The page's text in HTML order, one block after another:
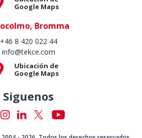
Google Maps
Bromma
+46 8 420 022 44
info@tekce.com
Ubicación de
Google Maps
Siguenos